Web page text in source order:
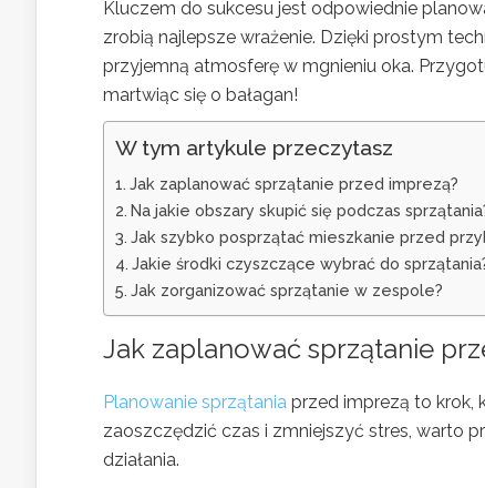
Kluczem do sukcesu jest odpowiednie
zrobią najlepsze wrażenie. Dzięki prostym
przyjemną atmosferę w mgnieniu oka.
martwiąc się o bałagan!
W tym artykule przeczytasz
Jak zaplanować sprzątanie przed imprezą?
Na jakie obszary skupić się podczas
Jak szybko posprzątać mieszkanie przed
Jakie środki czyszczące wybrać do
Jak zorganizować sprzątanie w zespole?
Jak zaplanować sprzątanie
Planowanie sprzątania przed imprezą to krok,
zaoszczędzić czas i zmniejszyć stres, warto
działania.